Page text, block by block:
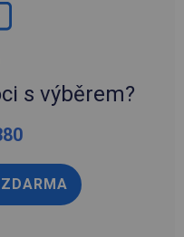
s výběrem?